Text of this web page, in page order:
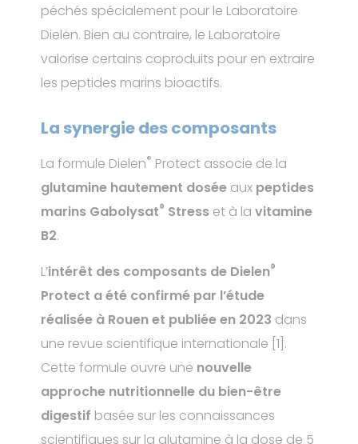
péchés spécialement pour le Laboratoire
Dielen. Bien au contraire, le Laboratoire
valorise certains coproduits pour en extraire
les peptides marins bioactifs.
La synergie des composants
La formule Dielen® Protect associe de la
glutamine hautement doséeaux peptides
marins Gabolysat® Stresset à la vitamine
B2.
L’intérêt des composants de Dielen®
Protect a été confirmé par l’étude
réalisée à Rouen et publiée en 2023 dans
une revue scientifique internationale [1].
Cette formule ouvre une nouvelle
approche nutritionnelle du bien-être
digestif basée sur les connaissances
scientifiques sur la glutamine à la dose de 5